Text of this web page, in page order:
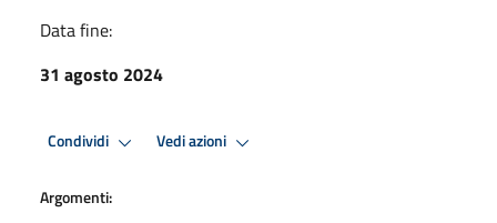
Data fine:
31 agosto 2024
Condividi Vedi azioni
Argomenti: